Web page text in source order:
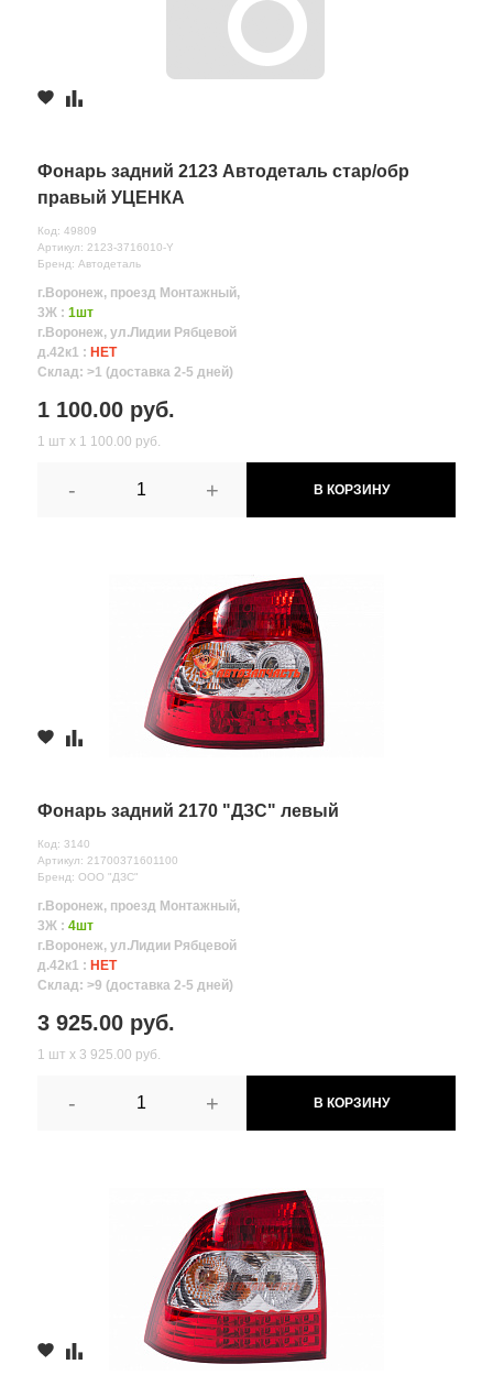
Фонарь задний 2123 Автодеталь стар/обр
правый УЦЕНКА
Код: 49809
Артикул: 2123-3716010-Y
Бренд: Автодеталь
г.Воронеж, проезд Монтажный,
3Ж : 1шт
г.Воронеж, ул.Лидии Рябцевой
д.42к1 : НЕТ
Склад: >1 (доставка 2-5 дней)
1 100.00 руб.
1 шт х 1 100.00 руб.
- + В КОРЗИНУ
Фонарь задний 2170 "ДЗС" левый
Код: 3140
Артикул: 21700371601100
Бренд: ООО "ДЗС"
г.Воронеж, проезд Монтажный,
3Ж : 4шт
г.Воронеж, ул.Лидии Рябцевой
д.42к1 : НЕТ
Склад: >9 (доставка 2-5 дней)
3 925.00 руб.
1 шт х 3 925.00 руб.
- + В КОРЗИНУ